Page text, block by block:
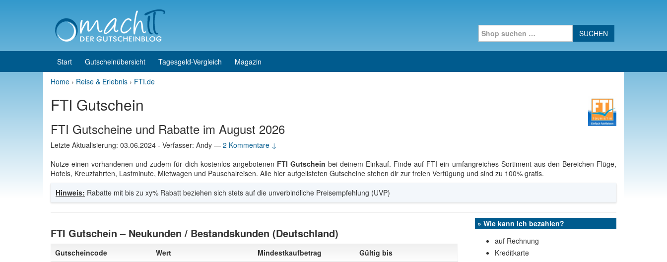
Search for:
Start Gutscheinübersicht Tagesgeld-Vergleich
Magazin
Home › Reise & Erlebnis › FTI.de
FTI Gutschein
FTI Gutscheine und Rabatte im August 2026
Letzte Aktualisierung: 03.06.2024 - Verfasser: Andy — 2 Kommentare ↓
Nutze einen vorhandenen und zudem für dich kostenlos angebotenen FTI Gutschein bei deinem Einkauf. Finde auf FTI ein umfangreiches Sortiment aus den Bereichen Flüge,
Hotels, Kreuzfahrten, Lastminute, Mietwagen und Pauschalreisen. Alle hier aufgelisteten Gutscheine stehen dir zur freien Verfügung und sind zu 100% gratis.
Hinweis: Rabatte mit bis zu xy% Rabatt beziehen sich stets auf die unverbindliche Preisempfehlung (UVP)
FTI Gutschein – Neukunden / Bestandskunden (Deutschland)
Gutscheincode Wert Mindestkaufbetrag Gültig bis
» Wie kann ich bezahlen?
auf Rechnung
Kreditkarte